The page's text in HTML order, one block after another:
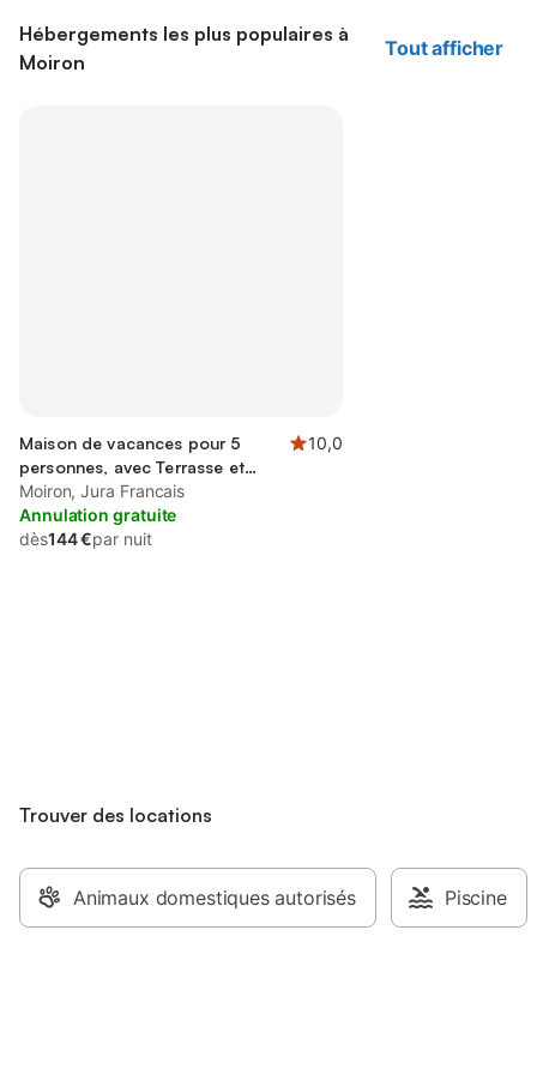
Hébergements les plus populaires à
Moiron
Tout afficher
Maison de vacances pour 5
personnes, avec Terrasse et
Jardin
10,0
Moiron, Jura Francais
Annulation gratuite
dès144 €par nuit
Trouver des locations
Animaux domestiques autorisés Piscine